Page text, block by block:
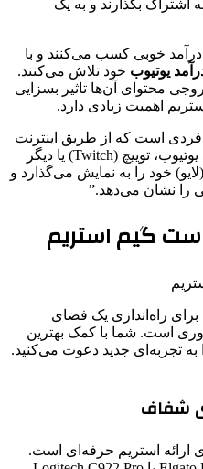
اشتراک بگذارند و به یک
درآمد خوبی کسب می‌کنند و با
یوتیوب خود تلاش می‌کنند.
محتوای آن‌ها تاثیر بسزایی
اهمیت زیادی دارد.
فردی است که از طریق اینترنت
و پلتفرم‌های گیمینگ مختلف، مانند یوتیوب، توییچ (Twitch) یا دیگر
خود را به نمایش می‌گذارد و
را نشان می‌دهد.”
ست گیم استریم
برای راه‌اندازی یک فضای
است. شما با کمک بهترین
تجربه‌ای جدید دعوت می‌کنید.
شفاف
ارائه استریم حرفه‌ای است.